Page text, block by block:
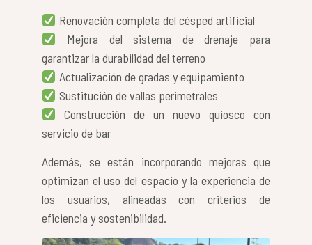
Renovación completa del césped artificial
Mejora del sistema de drenaje para
garantizar la durabilidad del terreno
Actualización de gradas y equipamiento
Sustitución de vallas perimetrales
Construcción de un nuevo quiosco con
servicio de bar
Además, se están incorporando mejoras que
optimizan el uso del espacio y la experiencia de
los usuarios, alineadas con criterios de
eficiencia y sostenibilidad.